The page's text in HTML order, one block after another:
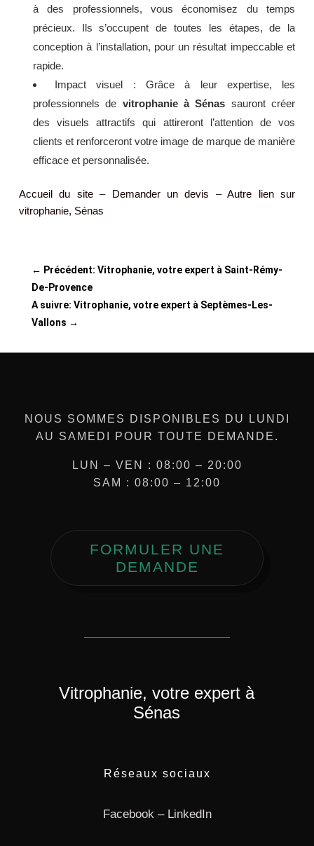
à des professionnels, vous économisez du temps
précieux. Ils s’occupent de toutes les étapes, de la
conception à l’installation, pour un résultat impeccable et
rapide.
Impact visuel : Grâce à leur expertise, les
professionnels de vitrophanie à Sénas sauront créer
des visuels attractifs qui attireront l’attention de vos
clients et renforceront votre image de marque de manière
efficace et personnalisée.
Accueil du site– Demander un devis –Autre lien sur
vitrophanie, Sénas
← Précédent: Vitrophanie, votre expert à Saint-Rémy-
De-Provence
A suivre: Vitrophanie, votre expert à Septèmes-Les-
Vallons →
NOUS SOMMES DISPONIBLES DU LUNDI
AU SAMEDI POUR TOUTE DEMANDE.
LUN – VEN : 08:00 – 20:00
SAM : 08:00 – 12:00
FORMULER UNE
DEMANDE
Vitrophanie, votre expert à
Sénas
Réseaux sociaux
Facebook– LinkedIn